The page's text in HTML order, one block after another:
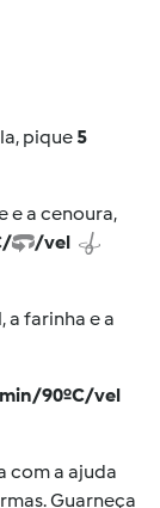
pique 5
e a cenoura,
/vel
a farinha e a
90ºC/vel
com a ajuda
Guarneça